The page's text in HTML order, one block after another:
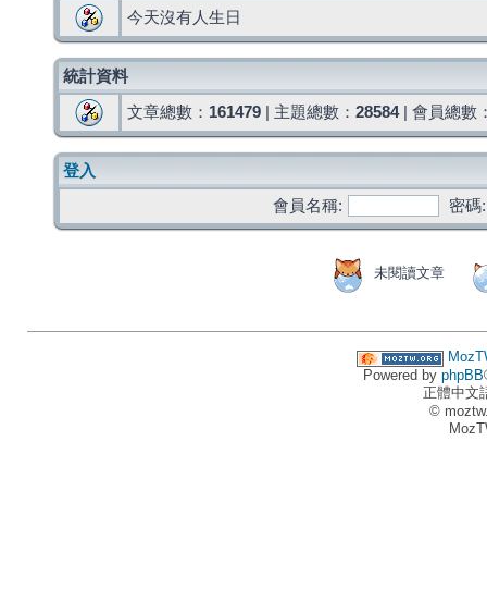
今天沒有人生日
統計資料
文章總數： 161479 | 主題總數： 28584| 會員總數
登入
會員名稱:
密碼:
未閱讀文章
Powered by phpBB
正體中文
©